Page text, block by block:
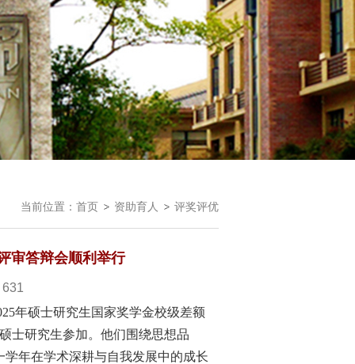
当前位置： 首页 资助育人 评奖评优
审答辩会顺利举行
631
年硕士研究生国家奖学金校级差额
士研究生参加。他们围绕思想品
年在学术深耕与自我发展中的成长